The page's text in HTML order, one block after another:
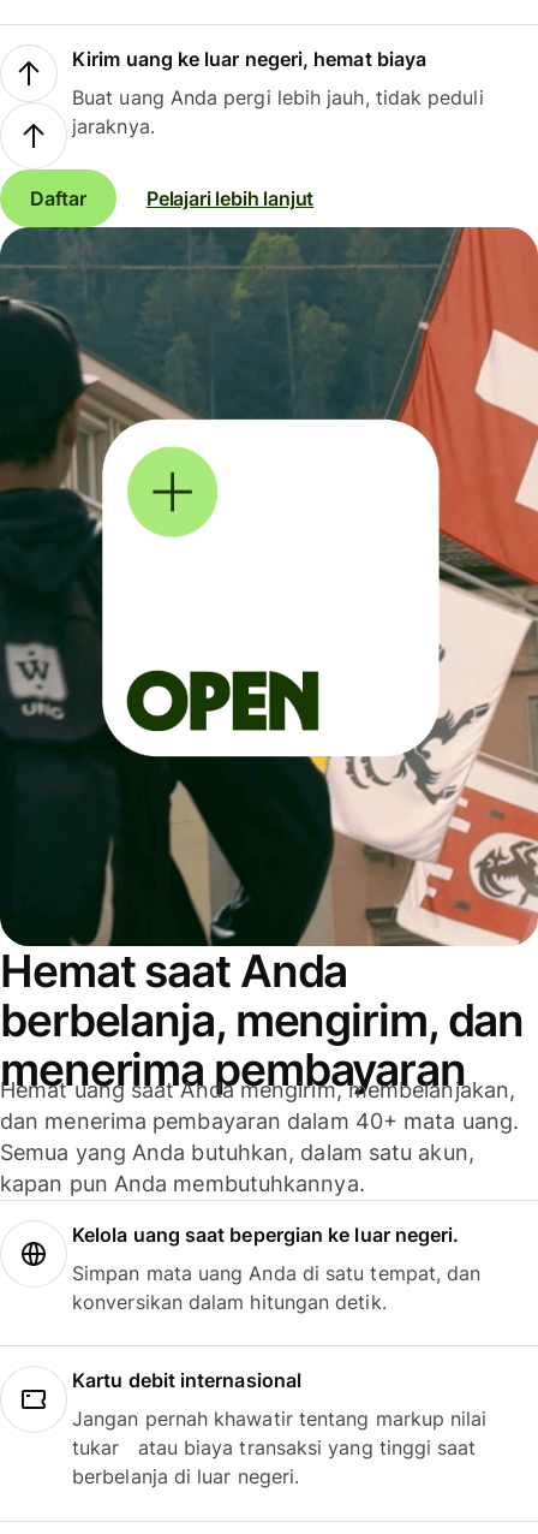
Kirim uang ke luar negeri, hemat biaya
Buat uang Anda pergi lebih jauh, tidak peduli
jaraknya.
Daftar Pelajari lebih lanjut
Hemat saat Anda
berbelanja, mengirim, dan
menerima pembayaran
Hemat uang saat Anda mengirim, membelanjakan,
dan menerima pembayaran dalam 40+ mata uang.
Semua yang Anda butuhkan, dalam satu akun,
kapan pun Anda membutuhkannya.
Kelola uang saat bepergian ke luar negeri.
Simpan mata uang Anda di satu tempat, dan
konversikan dalam hitungan detik.
Kartu debit internasional
Jangan pernah khawatir tentang markup nilai
tukar atau biaya transaksi yang tinggi saat
berbelanja di luar negeri.